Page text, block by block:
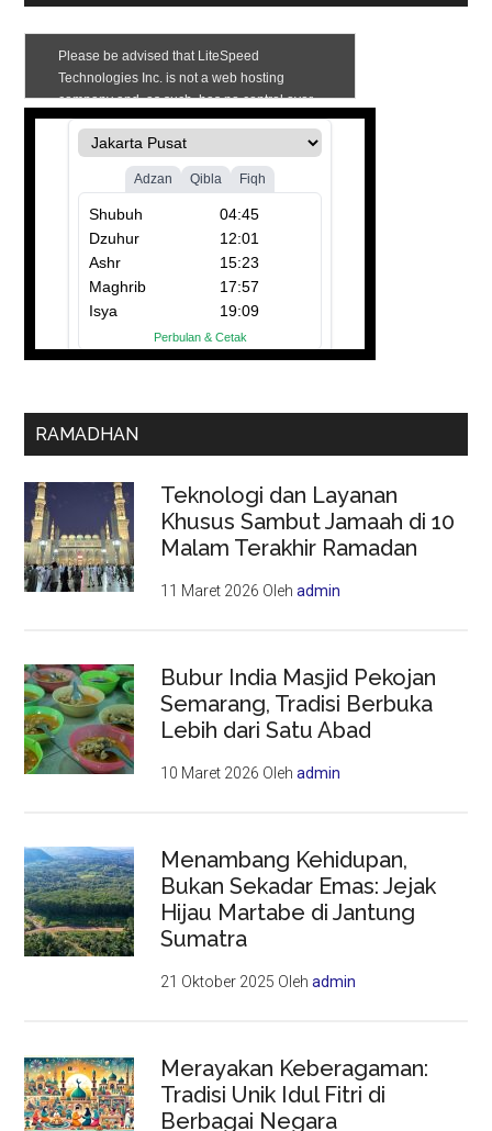
RAMADHAN
Teknologi dan Layanan
Khusus Sambut Jamaah di 10
Malam Terakhir Ramadan
11 Maret 2026 Olehadmin
Bubur India Masjid Pekojan
Semarang, Tradisi Berbuka
Lebih dari Satu Abad
10 Maret 2026 Olehadmin
Menambang Kehidupan,
Bukan Sekadar Emas: Jejak
Hijau Martabe di Jantung
Sumatra
21 Oktober 2025 Olehadmin
Merayakan Keberagaman:
Tradisi Unik Idul Fitri di
Berbagai Negara